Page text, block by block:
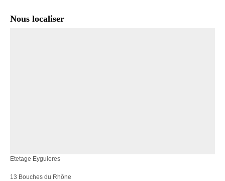
Nous localiser
Etetage Eyguieres
13 Bouches du Rhône